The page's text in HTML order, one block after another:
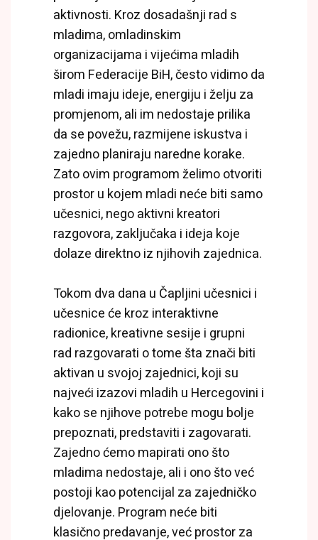
aktivnosti. Kroz dosadašnji rad s
mladima, omladinskim
organizacijama i vijećima mladih
širom Federacije BiH, često vidimo da
mladi imaju ideje, energiju i želju za
promjenom, ali im nedostaje prilika
da se povežu, razmijene iskustva i
zajedno planiraju naredne korake.
Zato ovim programom želimo otvoriti
prostor u kojem mladi neće biti samo
učesnici, nego aktivni kreatori
razgovora, zaključaka i ideja koje
dolaze direktno iz njihovih zajednica.
Tokom dva dana u Čapljini učesnici i
učesnice će kroz interaktivne
radionice, kreativne sesije i grupni
rad razgovarati o tome šta znači biti
aktivan u svojoj zajednici, koji su
najveći izazovi mladih u Hercegovini i
kako se njihove potrebe mogu bolje
prepoznati, predstaviti i zagovarati.
Zajedno ćemo mapirati ono što
mladima nedostaje, ali i ono što već
postoji kao potencijal za zajedničko
djelovanje. Program neće biti
klasično predavanje, već prostor za